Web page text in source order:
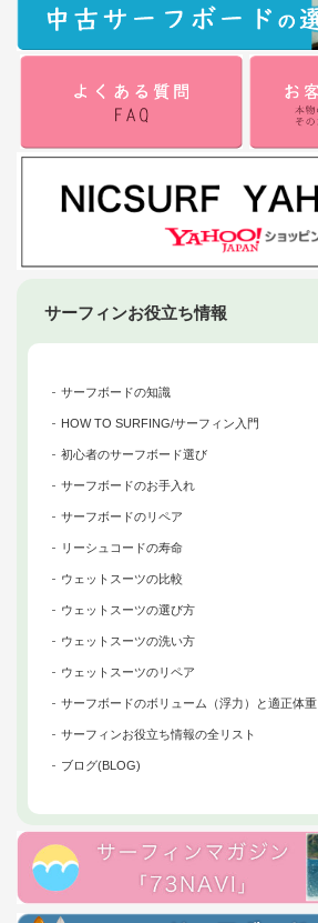
サーフィンお役立ち情報
サーフボードの知識
HOW TO SURFING/サーフィン入門
初心者のサーフボード選び
サーフボードのお手入れ
サーフボードのリペア
リーシュコードの寿命
ウェットスーツの比較
ウェットスーツの選び方
ウェットスーツの洗い方
ウェットスーツのリペア
サーフボードのボリューム（浮力）と適正体重
サーフィンお役立ち情報の全リスト
ブログ(BLOG)